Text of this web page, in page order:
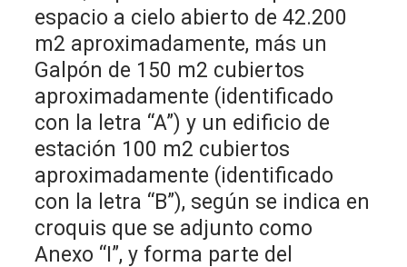
espacio a cielo abierto de 42.200
m2 aproximadamente, más un
Galpón de 150 m2 cubiertos
aproximadamente (identificado
con la letra “A”) y un edificio de
estación 100 m2 cubiertos
aproximadamente (identificado
con la letra “B”), según se indica en
croquis que se adjunto como
Anexo “I”, y forma parte del